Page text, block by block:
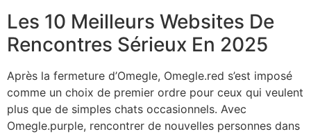
Les 10 Meilleurs Websites De
Rencontres Sérieux En 2025
Après la fermeture d’Omegle, Omegle.red s’est imposé
comme un choix de premier ordre pour ceux qui veulent
plus que de simples chats occasionnels. Avec
Omegle.purple, rencontrer de nouvelles personnes dans